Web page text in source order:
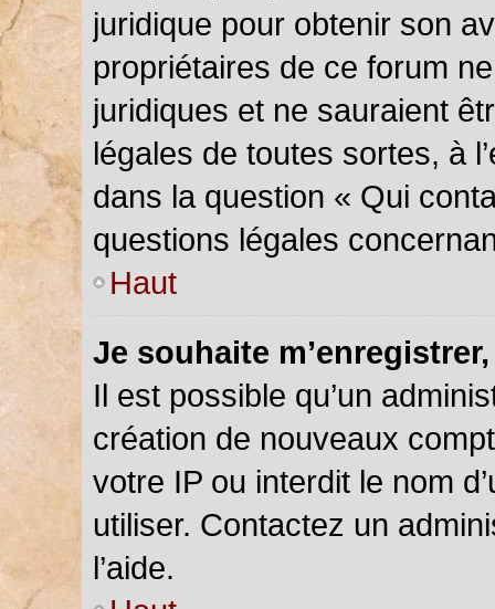
juridique pour obtenir son
propriétaires de ce forum
juridiques et ne sauraient
légales de toutes sortes, à
dans la question « Qui
questions légales
Haut
Je souhaite
Il est possible qu’un
création de nouveaux
votre IP ou interdit le nom
utiliser. Contactez un
l’aide.